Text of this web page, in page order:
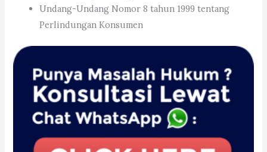
Undang-Undang Nomor 8 tahun 1999 tentang
Perlindungan Konsumen